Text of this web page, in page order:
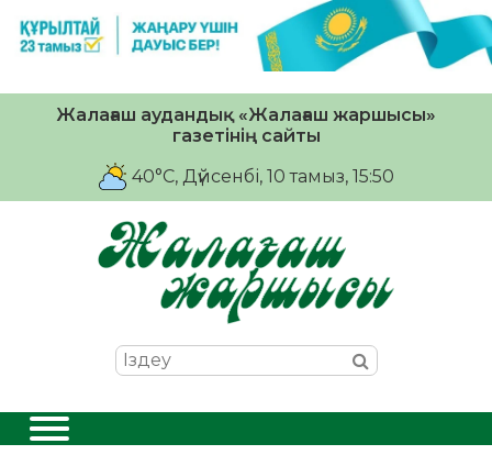
Жалағаш аудандық «Жалағаш жаршысы»
газетінің сайты
40°C, Дүйсенбі, 10 тамыз, 15:50